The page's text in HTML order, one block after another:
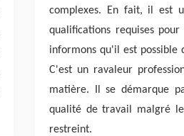
complexes. En fait, il est
qualifications requises
informons qu'il est possible
C'est un ravaleur
matière. Il se démarque
qualité de travail malgré
restreint.